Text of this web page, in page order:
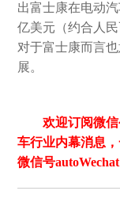
出富士康在电动
亿美元（约合人
对于富士康而言
展。
欢迎订阅微
车行业内幕消息
微信号autoWechat